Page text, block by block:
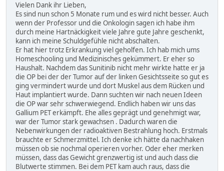
Vielen Dank ihr Lieben,
Es sind nun schon 5 Monate rum und es wird nicht besser. Auch
wenn der Professor und die Onkologin sagen ich habe ihm
durch meine Hartnäckigkeit viele Jahre gute Jahre geschenkt,
kann ich meine Schuldgefühle nicht abschalten.
Er hat hier trotz Erkrankung viel geholfen. Ich hab mich ums
Homeschooling und Medizinisches gekümmert. Er eher so
Haushalt. Nachdem das Sunitinib nicht mehr wirkte hatte er ja
die OP bei der der Tumor auf der linken Gesichtsseite so gut es
ging vermindert wurde und dort Muskel aus dem Rücken und
Haut implantiert wurde. Dann suchten wir nach neuen Ideen
die OP war sehr schwerwiegend. Endlich haben wir uns das
Gallium PET erkämpft. Ehe alles geprägt und genehmigt war,
war der Tumor stark gewachsen . Dadurch waren die
Nebenwirkungen der radioaktiven Bestrahlung hoch. Erstmals
brauchte er Schmerzmittel. Ich denke ich hätte da nachhaken
müssen ob sie nochmal operieren vorher. Oder eher merken
müssen, dass das Gewicht grenzwertig ist und auch dass die
Blutwerte stimmen. Bei dem PET kam auch raus, dass die